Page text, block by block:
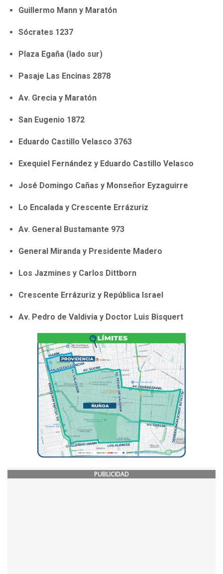
Guillermo Mann y Maratón
Sócrates 1237
Plaza Egaña (lado sur)
Pasaje Las Encinas 2878
Av. Grecia y Maratón
San Eugenio 1872
Eduardo Castillo Velasco 3763
Exequiel Fernández y Eduardo Castillo Velasco
José Domingo Cañas y Monseñor Eyzaguirre
Lo Encalada y Crescente Errázuriz
Av. General Bustamante 973
General Miranda y Presidente Madero
Los Jazmines y Carlos Dittborn
Crescente Errázuriz y República Israel
Av. Pedro de Valdivia y Doctor Luis Bisquert
PUBLICIDAD